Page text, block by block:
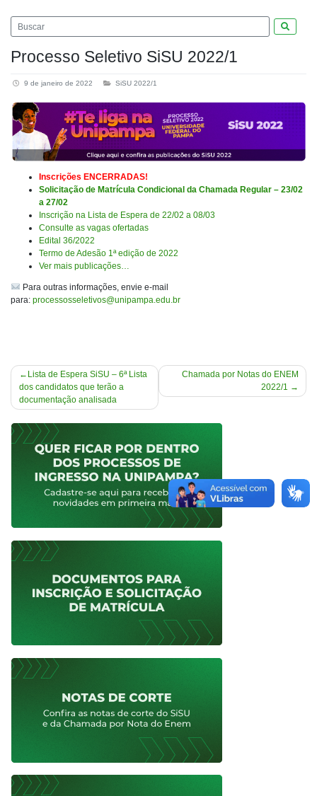
Processo Seletivo SiSU 2022/1
9 de janeiro de 2022 SiSU 2022/1
Inscrições ENCERRADAS!
Solicitação de Matrícula Condicional da Chamada Regular – 23/02
a 27/02
Inscrição na Lista de Espera de 22/02 a 08/03
Consulte as vagas ofertadas
Edital 36/2022
Termo de Adesão 1ª edição de 2022
Ver mais publicações…
Para outras informações, envie e-mail
para: processosseletivos@unipampa.edu.br
Navegação
de
Post
Lista de Espera SiSU – 6ª Lista
dos candidatos que terão a
documentação analisada
Chamada por Notas do ENEM
2022/1